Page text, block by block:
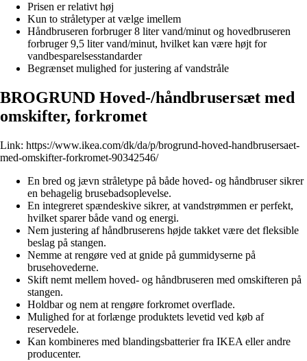
Prisen er relativt høj
Kun to stråletyper at vælge imellem
Håndbruseren forbruger 8 liter vand/minut og hovedbruseren
forbruger 9,5 liter vand/minut, hvilket kan være højt for
vandbesparelsesstandarder
Begrænset mulighed for justering af vandstråle
BROGRUND Hoved-/håndbrusersæt med
omskifter, forkromet
Link: https://www.ikea.com/dk/da/p/brogrund-hoved-handbrusersaet-
med-omskifter-forkromet-90342546/
En bred og jævn stråletype på både hoved- og håndbruser sikrer
en behagelig brusebadsoplevelse.
En integreret spændeskive sikrer, at vandstrømmen er perfekt,
hvilket sparer både vand og energi.
Nem justering af håndbruserens højde takket være det fleksible
beslag på stangen.
Nemme at rengøre ved at gnide på gummidyserne på
brusehovederne.
Skift nemt mellem hoved- og håndbruseren med omskifteren på
stangen.
Holdbar og nem at rengøre forkromet overflade.
Mulighed for at forlænge produktets levetid ved køb af
reservedele.
Kan kombineres med blandingsbatterier fra IKEA eller andre
producenter.